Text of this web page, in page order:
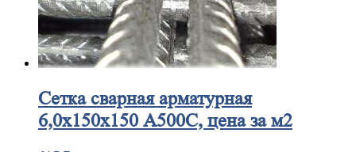
Сеткасварная арматурная
6,0х150х150 А500С, цена за м2